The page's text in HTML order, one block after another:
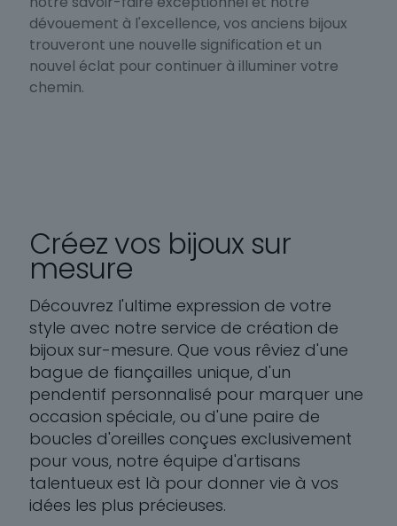
dévouement à l'excellence, vos anciens bijoux
trouveront une nouvelle signification et un
nouvel éclat pour continuer à illuminer votre
chemin.
Créez vos bijoux sur
mesure
Découvrez l'ultime expression de votre
style avec notre service de création de
bijoux sur-mesure. Que vous rêviez d'une
bague de fiançailles unique, d'un
pendentif personnalisé pour marquer une
occasion spéciale, ou d'une paire de
boucles d'oreilles conçues exclusivement
pour vous, notre équipe d'artisans
talentueux est là pour donner vie à vos
idées les plus précieuses.